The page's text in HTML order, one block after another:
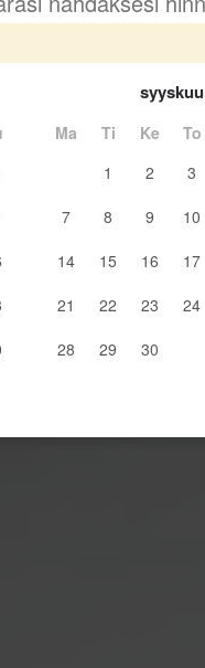
Ma Ti Ke To
1
2 3
7
8 9 10
14
15 16 17
21
22 23 24
28
29 30